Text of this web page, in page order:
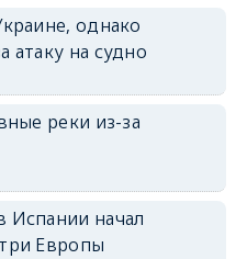
однако
атаку на судно
реки из-за
Испании начал
Европы